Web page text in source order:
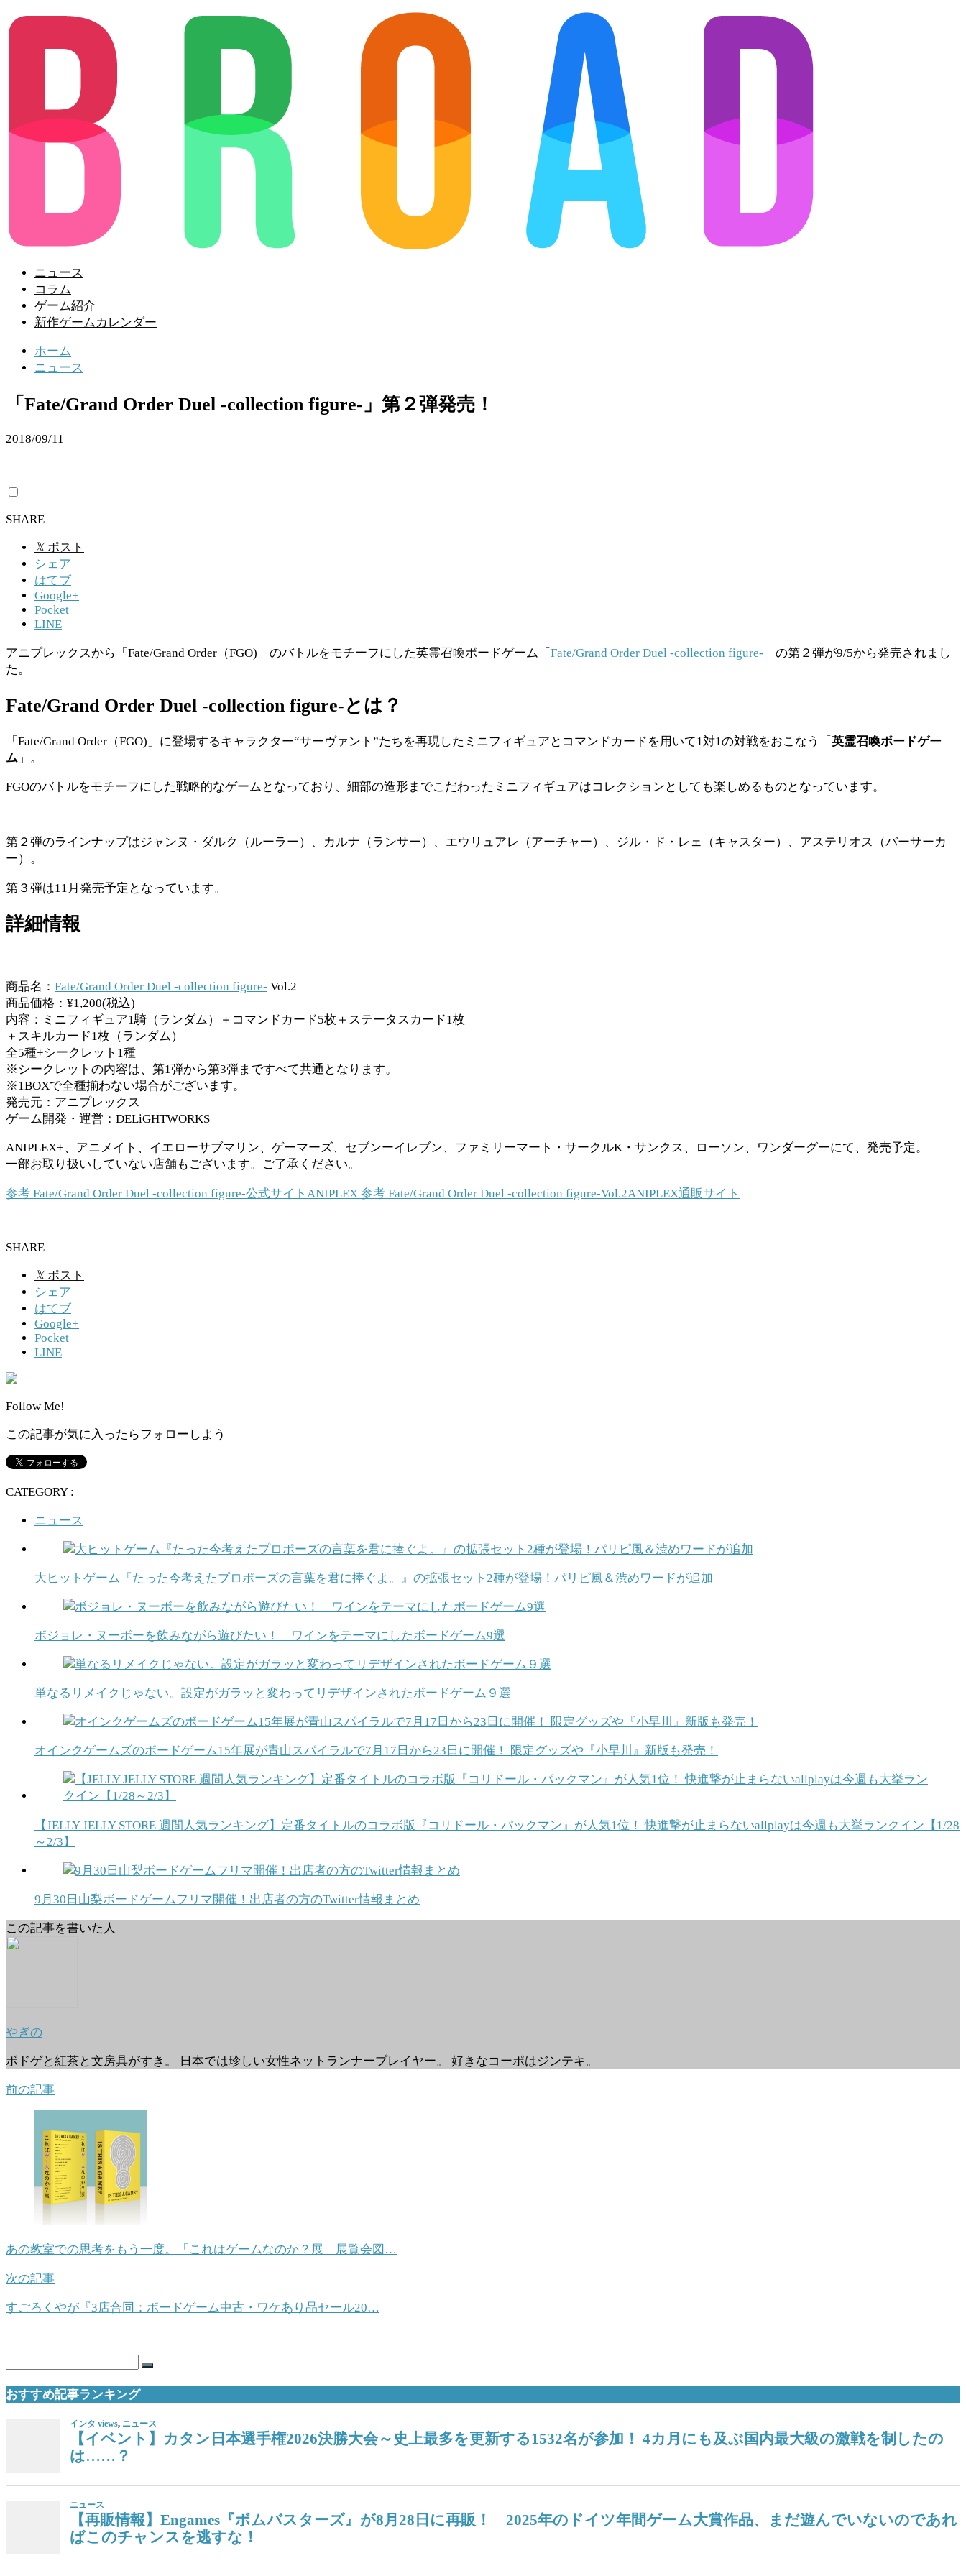
ニュース
コラム
ゲーム紹介
新作ゲームカレンダー
ホーム
ニュース
「Fate/Grand Order Duel -collection figure-」第２弾発売！
2018/09/11
SHARE
𝕏 ポスト
シェア
はてブ
Google+
Pocket
LINE
アニプレックスから「Fate/Grand Order（FGO)」のバトルをモチーフにした英霊召喚ボードゲーム「 Fate/Grand Order Duel -collection figure-」 の第２弾が9/5から発売されまし
た。
Fate/Grand Order Duel -collection figure-とは？
「Fate/Grand Order（FGO)」に登場するキャラクター“サーヴァント”たちを再現したミニフィギュアとコマンドカードを用いて1対1の対戦をおこなう「 英霊召喚ボードゲー
ム 」。
FGOのバトルをモチーフにした戦略的なゲームとなっており、細部の造形までこだわったミニフィギュアはコレクションとしても楽しめるものとなっています。
第２弾のラインナップはジャンヌ・ダルク（ルーラー）、カルナ（ランサー）、エウリュアレ（アーチャー）、ジル・ド・レェ（キャスター）、アステリオス（バーサーカ
ー）。
第３弾は11月発売予定となっています。
詳細情報
商品名： Fate/Grand Order Duel -collection figure- Vol.2
商品価格：¥1,200(税込)
内容：ミニフィギュア1騎（ランダム）＋コマンドカード5枚＋ステータスカード1枚
＋スキルカード1枚（ランダム）
全5種+シークレット1種
※シークレットの内容は、第1弾から第3弾まですべて共通となります。
※1BOXで全種揃わない場合がございます。
発売元：アニプレックス
ゲーム開発・運営：DELiGHTWORKS
ANIPLEX+、アニメイト、イエローサブマリン、ゲーマーズ、セブンーイレブン、ファミリーマート・サークルK・サンクス、ローソン、ワンダーグーにて、発売予定。
一部お取り扱いしていない店舗もございます。ご了承ください。
参考 Fate/Grand Order Duel -collection figure-公式サイト ANIPLEX 参考 Fate/Grand Order Duel -collection figure-Vol.2ANIPLEX通販サイト
SHARE
𝕏 ポスト
シェア
はてブ
Google+
Pocket
LINE
Follow Me!
この記事が気に入ったらフォローしよう
CATEGORY :
ニュース
大ヒットゲーム『たった今考えたプロポーズの言葉を君に捧ぐよ。』の拡張セット2種が登場！パリピ風＆渋めワードが追加
ボジョレ・ヌーボーを飲みながら遊びたい！ ワインをテーマにしたボードゲーム9選
単なるリメイクじゃない。設定がガラッと変わってリデザインされたボードゲーム９選
オインクゲームズのボードゲーム15年展が青山スパイラルで7月17日から23日に開催！ 限定グッズや『小早川』新版も発売！
【JELLY JELLY STORE 週間人気ランキング】定番タイトルのコラボ版『コリドール・パックマン』が人気1位！ 快進撃が止まらないallplayは今週も大挙ランクイン【1/28
～2/3】
9月30日山梨ボードゲームフリマ開催！出店者の方のTwitter情報まとめ
この記事を書いた人
やぎの
ボドゲと紅茶と文房具がすき。 日本では珍しい女性ネットランナープレイヤー。 好きなコーポはジンテキ。
前の記事
あの教室での思考をもう一度。「これはゲームなのか？展」展覧会図…
次の記事
すごろくやが『3店合同：ボードゲーム中古・ワケあり品セール20…
おすすめ記事ランキング